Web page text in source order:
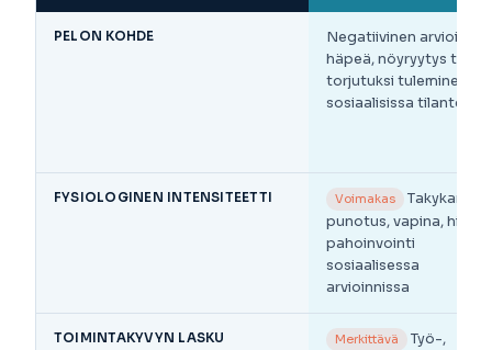
PELON KOHDE
Negatiivinen arviointi
häpeä, nöyryytys tai
torjutuksi tuleminen
sosiaalisissa tilanteissa
FYSIOLOGINEN INTENSITEETTI Voimakas
Takykardia,
punotus, vapina,
pahoinvointi
sosiaalisessa
arvioinnissa
TOIMINTAKYVYN LASKU Merkittävä Työ-,